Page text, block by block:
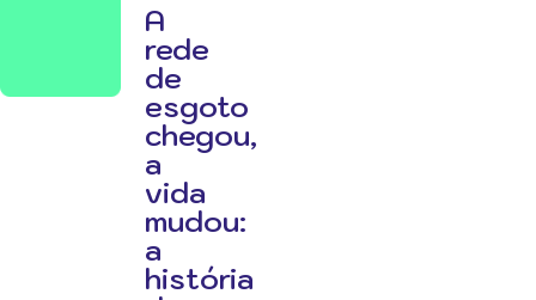
A
rede
de
esgoto
chegou,
a
vida
mudou:
a
história